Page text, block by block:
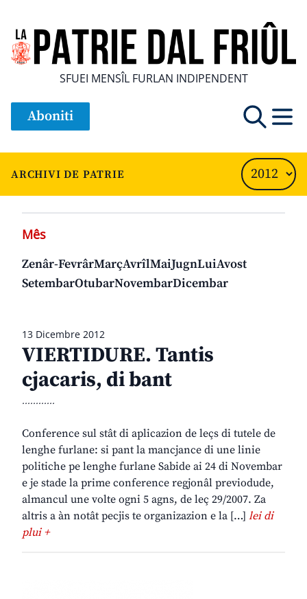
SFUEI MENSÎL FURLAN INDIPENDENT
Aboniti
ARCHIVI DE PATRIE
13 Dicembre 2012
VIERTIDURE. Tantis
cjacaris, di bant
............
Conference sul stât di aplicazion de leçs di tutele de
lenghe furlane: si pant la mancjance di une linie
politiche pe lenghe furlane Sabide ai 24 di Novembar
e je stade la prime conference regjonâl previodude,
almancul une volte ogni 5 agns, de leç 29/2007. Za
altris a àn notât pecjis te organizazion e la […] lei di
plui +
Mês
Zenâr-FevrârMarçAvrîlMaiJugnLuiAvost
SetembarOtubarNovembarDicembar